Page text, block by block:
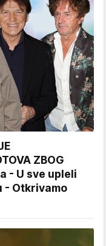
ZBOG
- U sve upleli
- Otkrivamo